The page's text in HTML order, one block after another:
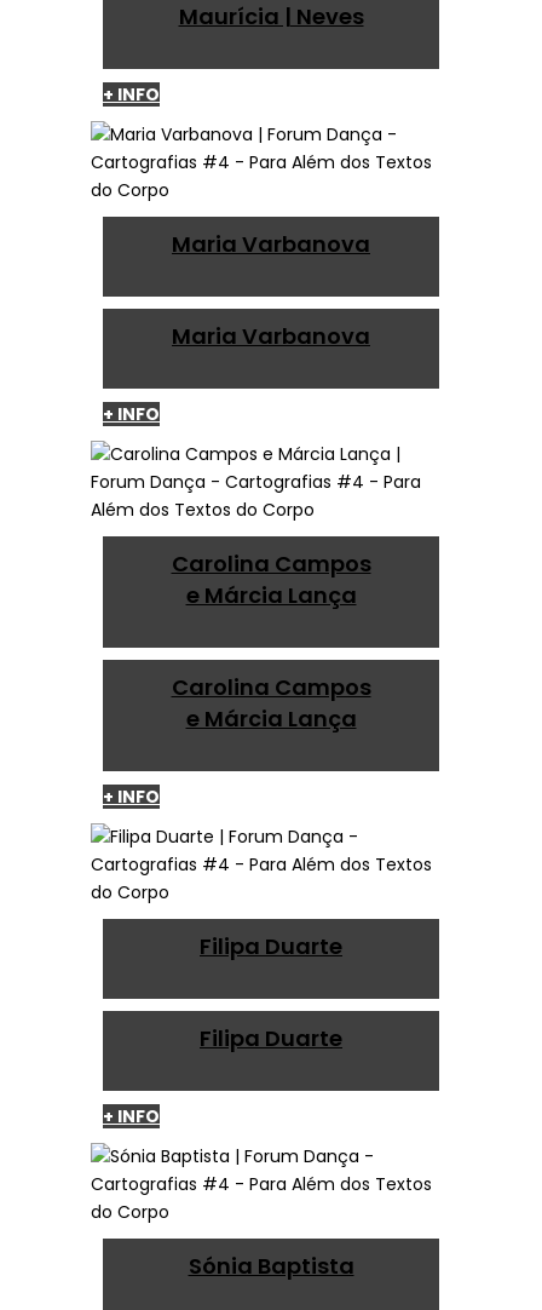
Maurícia | Neves
+ INFO
Maria Varbanova
Maria Varbanova
+ INFO
Carolina Campos
e Márcia Lança
Carolina Campos
e Márcia Lança
+ INFO
Filipa Duarte
Filipa Duarte
+ INFO
Sónia Baptista